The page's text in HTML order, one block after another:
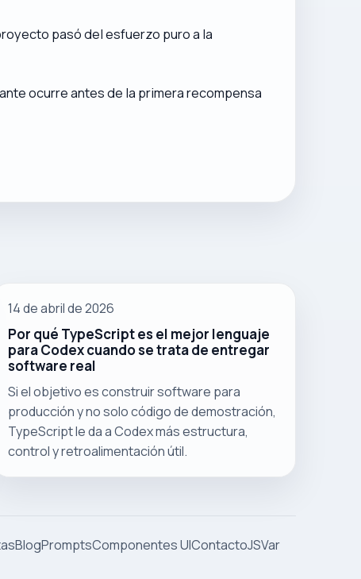
pasó del esfuerzo puro a la
ocurre antes de la primera recompensa
14 de abril de 2026
Por qué TypeScript es el mejor lenguaje
para Codex cuando se trata de entregar
software real
Si el objetivo es construir software para
producción y no solo código de demostración,
TypeScript le da a Codex más estructura,
control y retroalimentación útil.
BlogPromptsComponentes UIContactoJSVar